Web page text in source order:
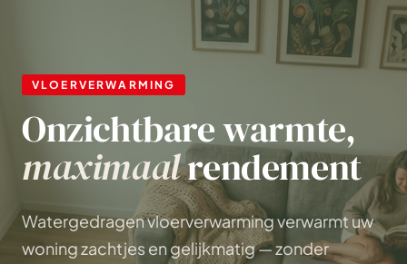
VLOERVERWARMING
Onzichtbare warmte,
maximaalrendement
Watergedragen vloerverwarming verwarmt uw
woning zachtjes en gelijkmatig — zonder